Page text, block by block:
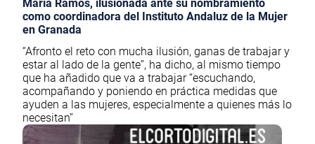
María Ramos, ilusionada ante su nombramiento
como coordinadora del Instituto Andaluz de la Mujer
en Granada
“Afronto el reto con mucha ilusión, ganas de trabajar y
estar al lado de la gente”, ha dicho, al mismo tiempo
que ha añadido que va a trabajar “escuchando,
acompañando y poniendo en práctica medidas que
ayuden a las mujeres, especialmente a quienes más lo
necesitan”